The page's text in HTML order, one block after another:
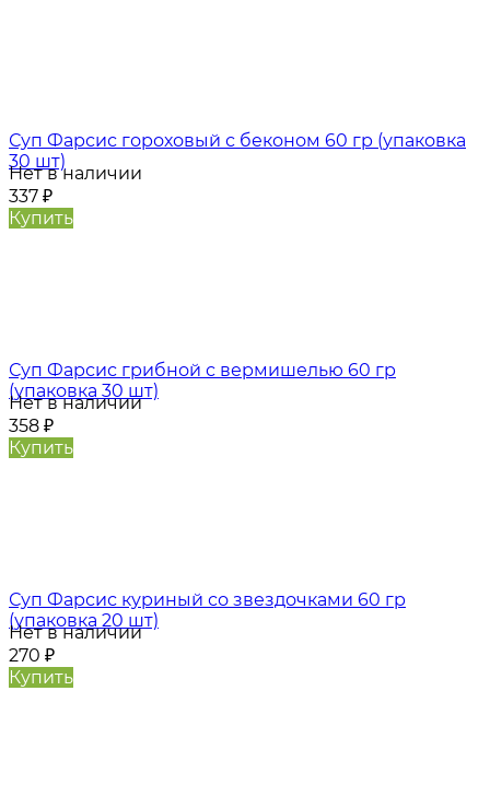
Суп Фарсис гороховый с беконом 60 гр (упаковка
30 шт)
Нет в наличии
337 ₽
Купить
Суп Фарсис грибной с вермишелью 60 гр
(упаковка 30 шт)
Нет в наличии
358 ₽
Купить
Суп Фарсис куриный со звездочками 60 гр
(упаковка 20 шт)
Нет в наличии
270 ₽
Купить